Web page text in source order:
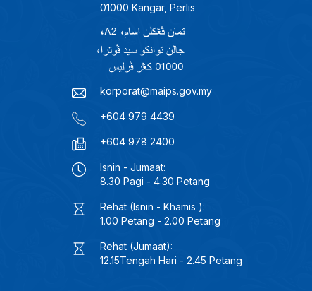
01000 Kangar, Perlis
korporat@maips.gov.my
+604 979 4439
+604 978 2400
Isnin - Jumaat:
8.30 Pagi - 4:30 Petang
Rehat (Isnin - Khamis ):
1.00 Petang - 2.00 Petang
Rehat (Jumaat):
12.15Tengah Hari - 2.45 Petang